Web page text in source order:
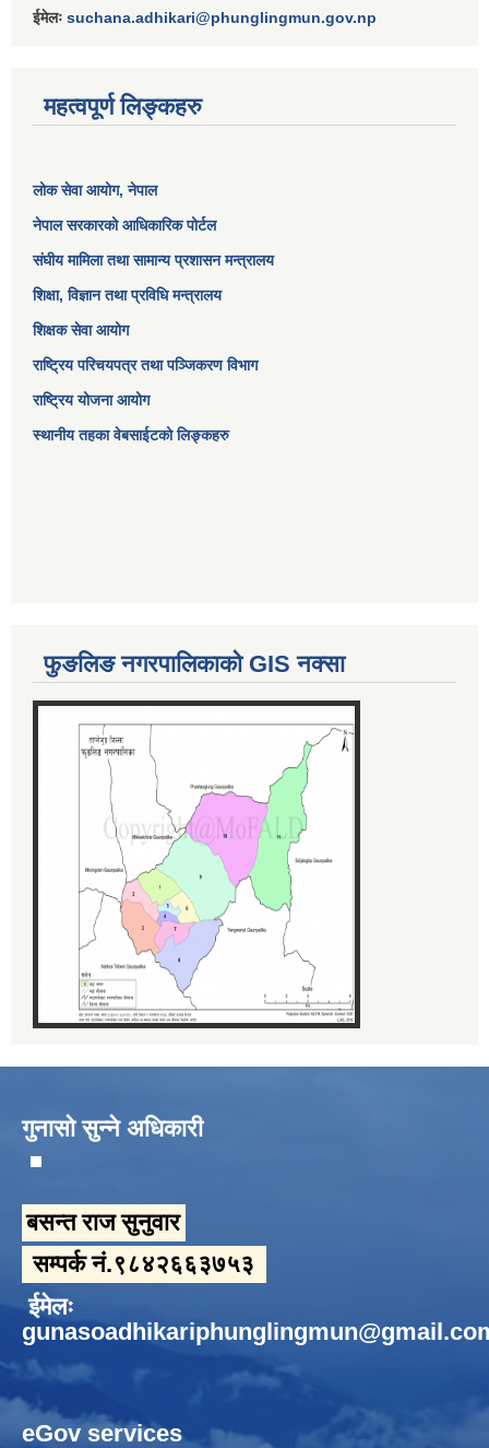
ईमेलः suchana.adhikari@phunglingmun.gov.np
महत्वपूर्ण लिङ्कहरु
लोक सेवा आयोग, नेपाल
नेपाल सरकारको आधिकारिक पोर्टल
संघीय मामिला तथा सामान्य प्रशासन मन्त्रालय
शिक्षा, विज्ञान तथा प्रविधि मन्त्रालय
शिक्षक सेवा आयोग
राष्ट्रिय परिचयपत्र तथा पञ्जिकरण विभाग
राष्ट्रिय योजना आयोग
स्थानीय तहका वेबसाईटको लिङ्कहरु
फुङलिङ नगरपालिकाको GIS नक्सा
गुनासो सुन्ने अधिकारी
बसन्त राज सुनुवार
सम्पर्क नं.९८४२६६३७५३
ईमेलः
eGov services